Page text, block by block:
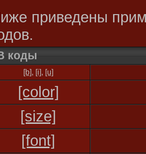
приведены
коды
[b], [i], [u]
[color]
[size]
[font]